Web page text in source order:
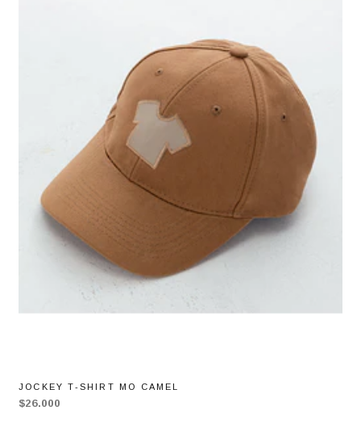
JOCKEY T-SHIRT MO CAMEL
$26.000